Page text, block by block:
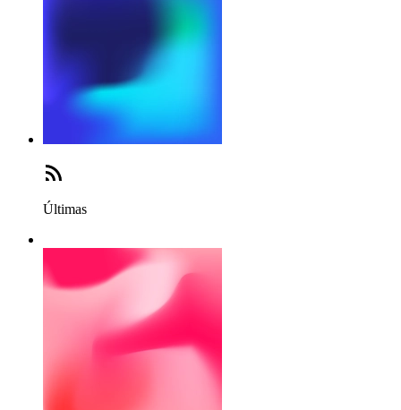
Últimas